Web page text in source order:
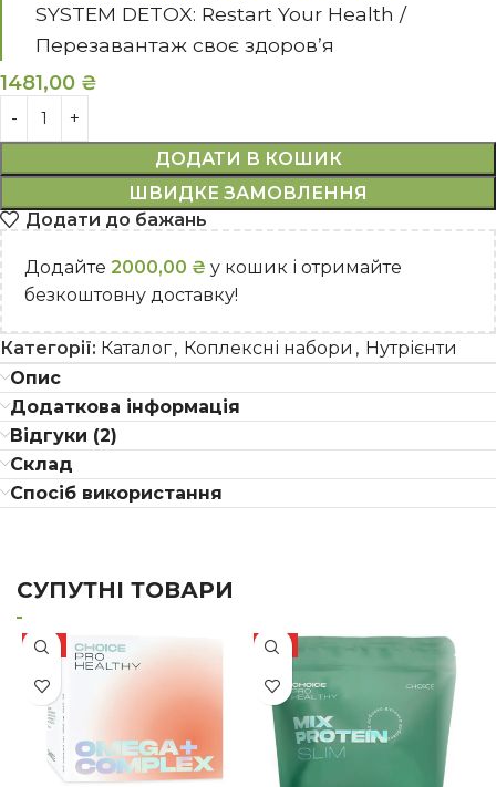
SYSTEM DETOX: Restart Your Health /
Перезавантаж своє здоровʼя
1481,00 ₴
ДОДАТИ В КОШИК
ШВИДКЕ ЗАМОВЛЕННЯ
Додати до бажань
Додайте 2000,00 ₴ у кошик і отримайте
безкоштовну доставку!
Категорії: Каталог, Коплексні набори , Нутрієнти
Опис
Додаткова інформація
Відгуки (2)
Склад
Спосіб використання
СУПУТНІ ТОВАРИ
ХІТ ХІТ